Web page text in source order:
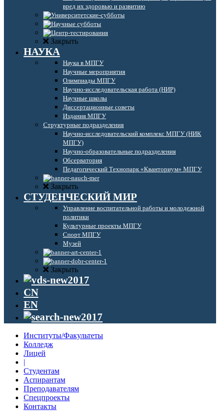
вред их здоровью и развитию
Закрыть
НАУКА
Наука в МПГУ
Научные мероприятия
Олимпиады МПГУ
Научно-исследовательская работа (НИР)
Научные школы
Диссертационные советы
Издания МПГУ
Структурные подразделения
Научно-исследовательский комплекс МПГУ (НИК
МПГУ)
Научно-образовательные подразделения
Обсерватория
Педагогический Технопарк «Кванториум» МПГУ
Закрыть
СТУДЕНЧЕСКИЙ МИР
Управление воспитательной работы и молодежной
политики
Культурные проекты МПГУ
Спорт МПГУ
Музей
Закрыть
CN
EN
Институты/Факультеты
Колледж
Лицей
|
Студентам
Аспирантам
Преподавателям
Спецпроекты
Контакты